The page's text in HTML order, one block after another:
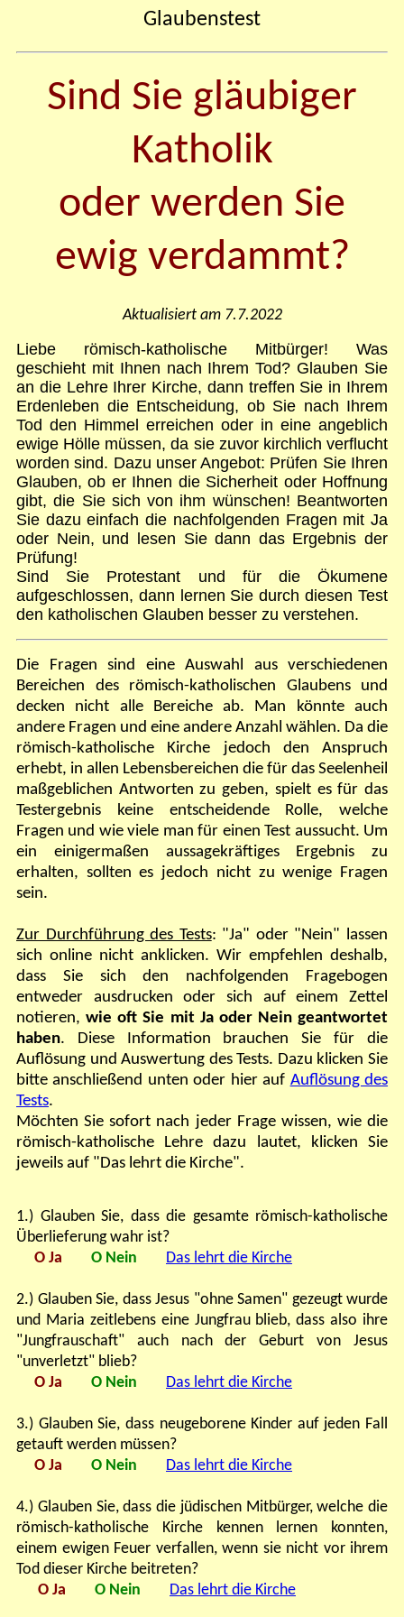
Glaubenstest
Sind Sie gläubiger
Katholik
oder werden Sie
ewig verdammt?
Aktualisiert am 7.7.2022
Liebe römisch-katholische Mitbürger! Was
geschieht mit Ihnen nach Ihrem Tod? Glauben Sie
an die Lehre Ihrer Kirche, dann treffen Sie in Ihrem
Erdenleben die Entscheidung, ob Sie nach Ihrem
Tod den Himmel erreichen oder in eine angeblich
ewige Hölle müssen, da sie zuvor kirchlich verflucht
worden sind. Dazu unser Angebot: Prüfen Sie Ihren
Glauben, ob er Ihnen die Sicherheit oder Hoffnung
gibt, die Sie sich von ihm wünschen! Beantworten
Sie dazu einfach die nachfolgenden Fragen mit Ja
oder Nein, und lesen Sie dann das Ergebnis der
Prüfung!
Sind Sie Protestant und für die Ökumene
aufgeschlossen, dann lernen Sie durch diesen Test
den katholischen Glauben besser zu verstehen.
Die Fragen sind eine Auswahl aus verschiedenen
Bereichen des römisch-katholischen Glaubens und
decken nicht alle Bereiche ab. Man könnte auch
andere Fragen und eine andere Anzahl wählen. Da die
römisch-katholische Kirche jedoch den Anspruch
erhebt, in allen Lebensbereichen die für das Seelenheil
maßgeblichen Antworten zu geben, spielt es für das
Testergebnis keine entscheidende Rolle, welche
Fragen und wie viele man für einen Test aussucht. Um
ein einigermaßen aussagekräftiges Ergebnis zu
erhalten, sollten es jedoch nicht zu wenige Fragen
sein.
Zur Durchführung des Tests: "Ja" oder "Nein" lassen
sich online nicht anklicken. Wir empfehlen deshalb,
dass Sie sich den nachfolgenden Fragebogen
entweder ausdrucken oder sich auf einem Zettel
notieren,wie oft Sie mit Ja oder Nein geantwortet
haben. Diese Information brauchen Sie für die
Auflösung und Auswertung des Tests. Dazu klicken Sie
bitte anschließend unten oder hier auf Auflösung des
Tests.
Möchten Sie sofort nach jeder Frage wissen, wie die
römisch-katholische Lehre dazu lautet, klicken Sie
jeweils auf "Das lehrt die Kirche".
1.) Glauben Sie, dass die gesamte römisch-katholische
Überlieferung wahr ist?
O Ja
O Nein Das lehrt die Kirche
2.) Glauben Sie, dass Jesus "ohne Samen" gezeugt wurde
und Maria zeitlebens eine Jungfrau blieb, dass also ihre
"Jungfrauschaft" auch nach der Geburt von Jesus
"unverletzt" blieb?
O Ja
O Nein Das lehrt die Kirche
3.) Glauben Sie, dass neugeborene Kinder auf jeden Fall
getauft werden müssen?
O Ja
O Nein Das lehrt die Kirche
4.) Glauben Sie, dass die jüdischen Mitbürger, welche die
römisch-katholische Kirche kennen lernen konnten,
einem ewigen Feuer verfallen, wenn sie nicht vor ihrem
Tod dieser Kirche beitreten?
O Ja O Nein Das lehrt die Kirche